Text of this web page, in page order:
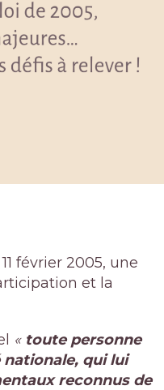
février 2005, une
et la
« toute personne
nationale, qui lui
reconnus de